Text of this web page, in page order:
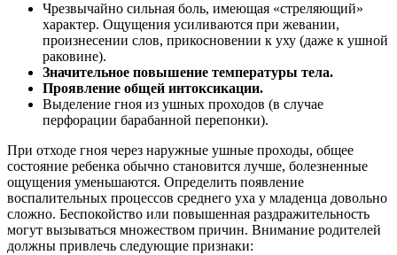
Чрезвычайно сильная боль, имеющая «стреляющий»
характер. Ощущения усиливаются при жевании,
произнесении слов, прикосновении к уху (даже к ушной
раковине).
Значительное повышение температуры тела.
Проявление общей интоксикации.
Выделение гноя из ушных проходов (в случае
перфорации барабанной перепонки).
При отходе гноя через наружные ушные проходы, общее
состояние ребенка обычно становится лучше, болезненные
ощущения уменьшаются. Определить появление
воспалительных процессов среднего уха у младенца довольно
сложно. Беспокойство или повышенная раздражительность
могут вызываться множеством причин. Внимание родителей
должны привлечь следующие признаки: